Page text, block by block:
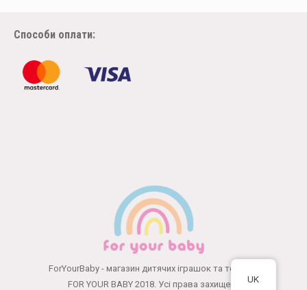
Способи оплати:
ForYourBaby - магазин дитячих іграшок та товарів
FOR YOUR BABY 2018. Усі права захищені.
UK